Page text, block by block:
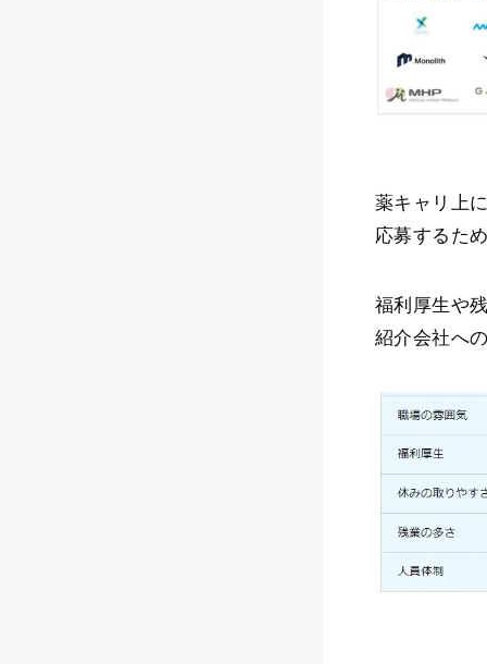
薬キャリ上
応募するた
福利厚生や
紹介会社へ